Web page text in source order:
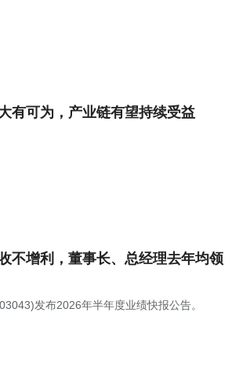
有可为，产业链有望持续受益
不增利，董事长、总经理去年均领
发布2026年半年度业绩快报公告。